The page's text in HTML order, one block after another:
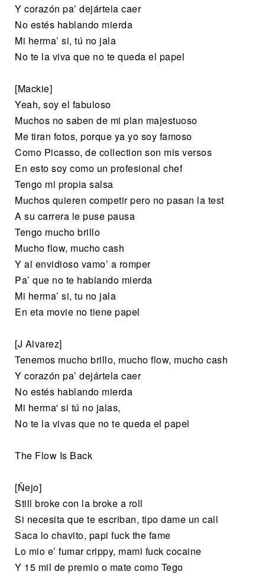
Y corazón pa’ dejártela caer
No estés hablando mierda
Mi herma’ si, tú no jala
No te la viva que no te queda el papel
[Mackie]
Yeah, soy el fabuloso
Muchos no saben de mi plan majestuoso
Me tiran fotos, porque ya yo soy famoso
Como Picasso, de collection son mis versos
En esto soy como un profesional chef
Tengo mi propia salsa
Muchos quieren competir pero no pasan la test
A su carrera le puse pausa
Tengo mucho brillo
Mucho flow, mucho cash
Y al envidioso vamo’ a romper
Pa’ que no te hablando mierda
Mi herma’ si, tu no jala
En eta movie no tiene papel
[J Alvarez]
Tenemos mucho brillo, mucho flow, mucho cash
Y corazón pa’ dejártela caer
No estés hablando mierda
Mi herma' si tú no jalas,
No te la vivas que no te queda el papel
The Flow Is Back
[Ñejo]
Still broke con la broke a roll
Si necesita que te escriban, tipo dame un call
Saca lo chavito, papi fuck the fame
Lo mio e’ fumar crippy, mami fuck cocaine
Y 15 mil de premio o mate como Tego